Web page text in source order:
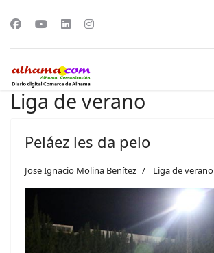
Liga de verano
Peláez les da pelo
Jose Ignacio Molina Benítez Liga de verano